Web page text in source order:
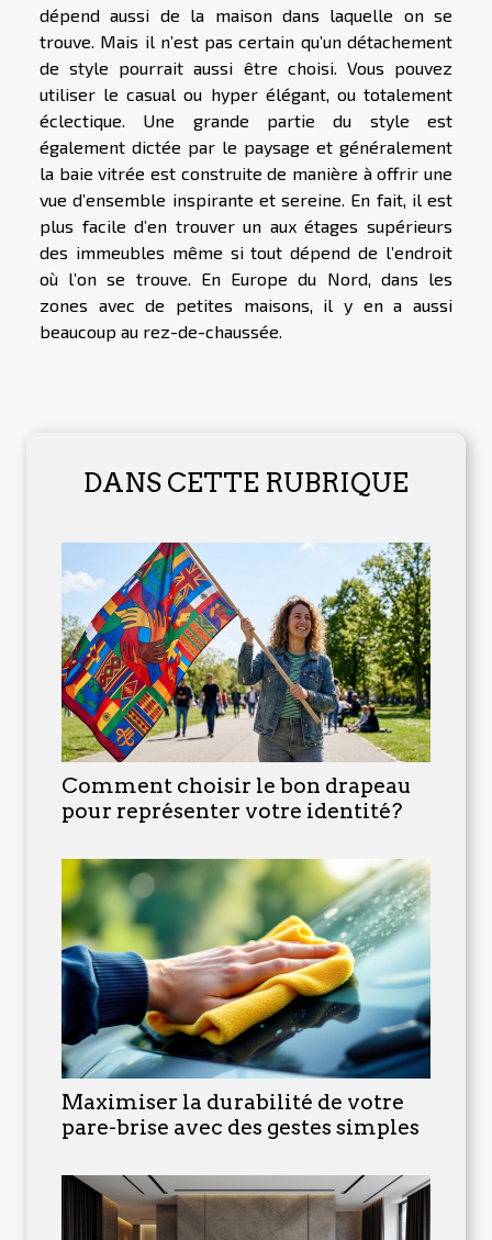
dépend aussi de la maison dans laquelle on se
trouve. Mais il n’est pas certain qu’un détachement
de style pourrait aussi être choisi. Vous pouvez
utiliser le casual ou hyper élégant, ou totalement
éclectique. Une grande partie du style est
également dictée par le paysage et généralement
la baie vitrée est construite de manière à offrir une
vue d’ensemble inspirante et sereine. En fait, il est
plus facile d’en trouver un aux étages supérieurs
des immeubles même si tout dépend de l’endroit
où l’on se trouve. En Europe du Nord, dans les
zones avec de petites maisons, il y en a aussi
beaucoup au rez-de-chaussée.
DANS CETTE RUBRIQUE
Comment choisir le bon drapeau
pour représenter votre identité?
Maximiser la durabilité de votre
pare-brise avec des gestes simples